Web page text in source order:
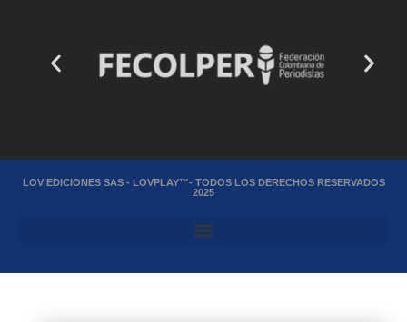
LOV EDICIONES SAS - LOVPLAY™- TODOS LOS DERECHOS RESERVADOS
2025